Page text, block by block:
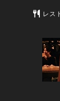
東京カ
レス